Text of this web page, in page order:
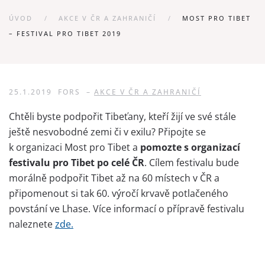
ÚVOD AKCE V ČR A ZAHRANIČÍ
MOST PRO TIBET
– FESTIVAL PRO TIBET 2019
25.1.2019 FORS – AKCE V ČR A ZAHRANIČÍ
Chtěli byste podpořit Tibeťany, kteří žijí ve své stále
ještě nesvobodné zemi či v exilu? Připojte se
k organizaci Most pro Tibet a pomozte s organizací
festivalu pro Tibet po celé ČR. Cílem festivalu bude
morálně podpořit Tibet až na 60 místech v ČR a
připomenout si tak 60. výročí krvavě potlačeného
povstání ve Lhase. Více informací o přípravě festivalu
naleznetezde.